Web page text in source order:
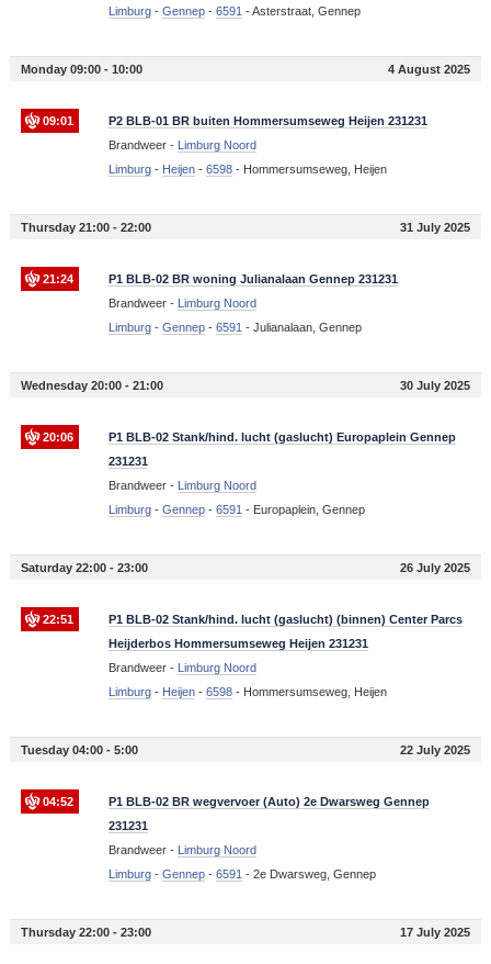
Limburg- Gennep- 6591 -Asterstraat, Gennep
Monday 09:00 - 10:00 4 August 2025
09:01
P2 BLB-01 BR buiten Hommersumseweg Heijen 231231
Brandweer - Limburg Noord
Limburg- Heijen- 6598- Hommersumseweg, Heijen
Thursday 21:00 - 22:00 31 July 2025
21:24
P1 BLB-02 BR woning Julianalaan Gennep 231231
Brandweer - Limburg Noord
Limburg- Gennep- 6591 - Julianalaan, Gennep
Wednesday 20:00 - 21:00 30 July 2025
20:06
P1 BLB-02 Stank/hind. lucht (gaslucht) Europaplein Gennep
231231
Brandweer - Limburg Noord
Limburg- Gennep- 6591 - Europaplein, Gennep
Saturday 22:00 - 23:00 26 July 2025
22:51
P1 BLB-02 Stank/hind. lucht (gaslucht) (binnen) Center Parcs
Heijderbos Hommersumseweg Heijen 231231
Brandweer - Limburg Noord
Limburg- Heijen- 6598- Hommersumseweg, Heijen
Tuesday 04:00 - 5:00 22 July 2025
04:52
P1 BLB-02 BR wegvervoer (Auto) 2e Dwarsweg Gennep
231231
Brandweer - Limburg Noord
Limburg- Gennep- 6591 - 2e Dwarsweg, Gennep
Thursday 22:00 - 23:00 17 July 2025